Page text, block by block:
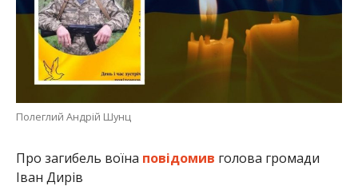
Полеглий Андрій Шунц
Про загибель воїна повідомив голова громади
Іван Дирів